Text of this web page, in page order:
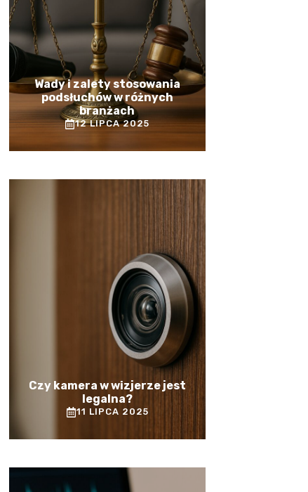
Wady i zalety stosowania
podsłuchów w różnych
branżach
12 LIPCA 2025
Czy kamera w wizjerze jest
legalna?
11 LIPCA 2025